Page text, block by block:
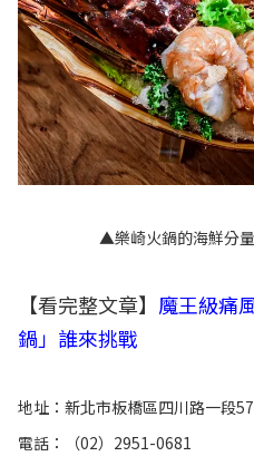
▲樂崎火鍋的海鮮分
【看完整文章】 魔王級痛
鍋」誰來挑戰
地址：新北市板橋區四川路一段
電話：（02）2951-0681